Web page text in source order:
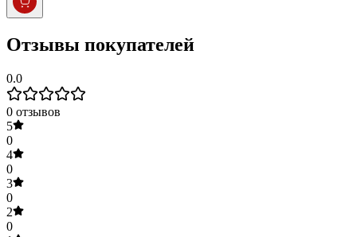
Отзывы покупателей
0.0
0 отзывов
5
0
4
0
3
0
2
0